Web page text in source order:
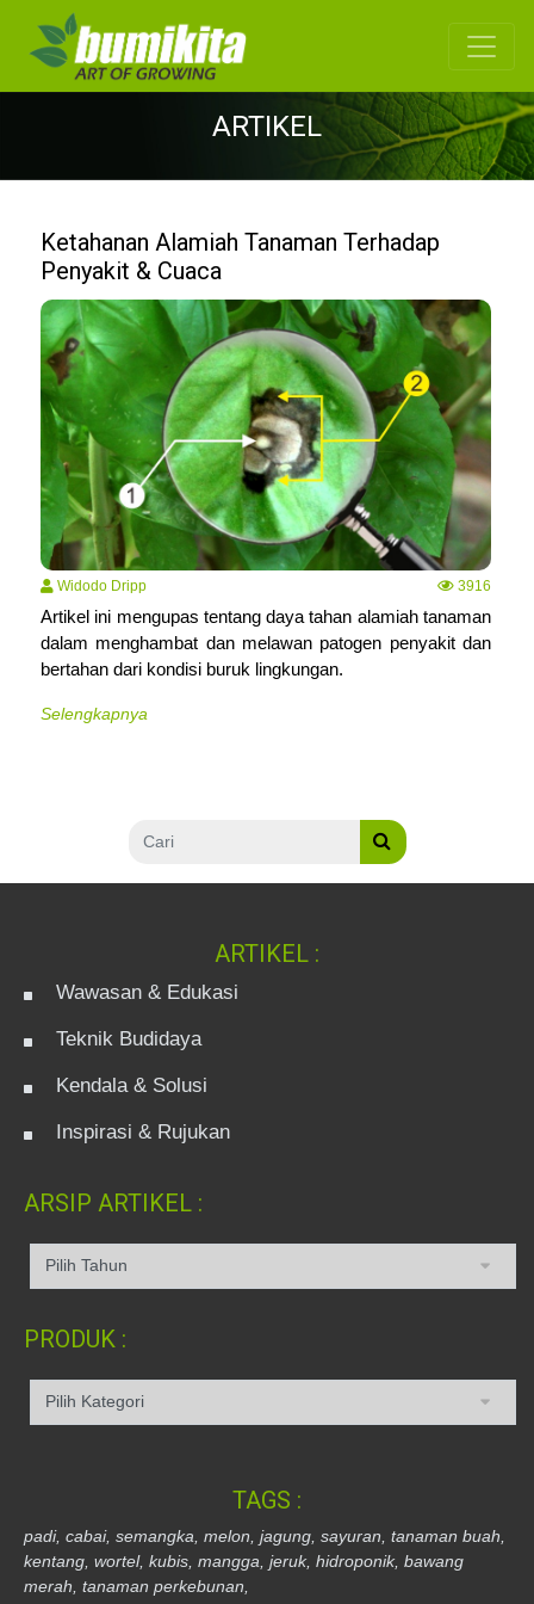
ARTIKEL
Ketahanan Alamiah Tanaman Terhadap
Penyakit & Cuaca
Widodo Dripp 3916
Artikel ini mengupas tentang daya tahan alamiah tanaman
dalam menghambat dan melawan patogen penyakit dan
bertahan dari kondisi buruk lingkungan.
Selengkapnya
ARTIKEL :
Wawasan & Edukasi
Teknik Budidaya
Kendala & Solusi
Inspirasi & Rujukan
ARSIP ARTIKEL :
PRODUK :
TAGS :
padi, cabai, semangka, melon, jagung, sayuran, tanaman buah,
kentang, wortel, kubis, mangga, jeruk, hidroponik, bawang
merah, tanaman perkebunan,